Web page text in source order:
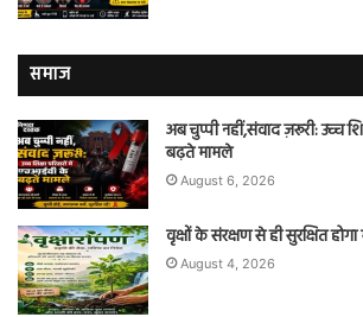
समाज
अब चुप्पी नहीं,संवाद ज़रूरी: उच्च
बढ़ते मामले
August 6, 2026
वृक्षों के संरक्षण से ही सुरक्षित
August 4, 2026